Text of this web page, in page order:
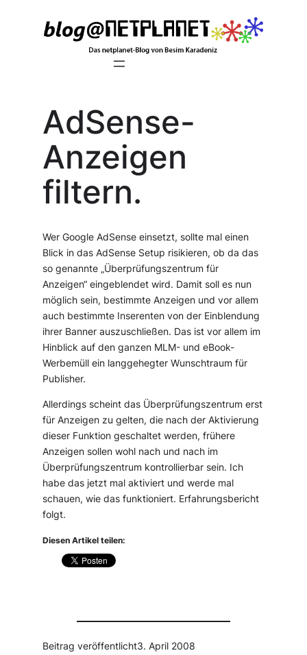
AdSense-
Anzeigen
filtern.
Wer Google AdSense einsetzt, sollte mal einen
Blick in das AdSense Setup risikieren, ob da das
so genannte „Überprüfungszentrum für
Anzeigen“ eingeblendet wird. Damit soll es nun
möglich sein, bestimmte Anzeigen und vor allem
auch bestimmte Inserenten von der Einblendung
ihrer Banner auszuschließen. Das ist vor allem im
Hinblick auf den ganzen MLM- und eBook-
Werbemüll ein langgehegter Wunschtraum für
Publisher.
Allerdings scheint das Überprüfungszentrum erst
für Anzeigen zu gelten, die nach der Aktivierung
dieser Funktion geschaltet werden, frühere
Anzeigen sollen wohl nach und nach im
Überprüfungszentrum kontrollierbar sein. Ich
habe das jetzt mal aktiviert und werde mal
schauen, wie das funktioniert. Erfahrungsbericht
folgt.
Diesen Artikel teilen:
Beitrag veröffentlicht3. April 2008